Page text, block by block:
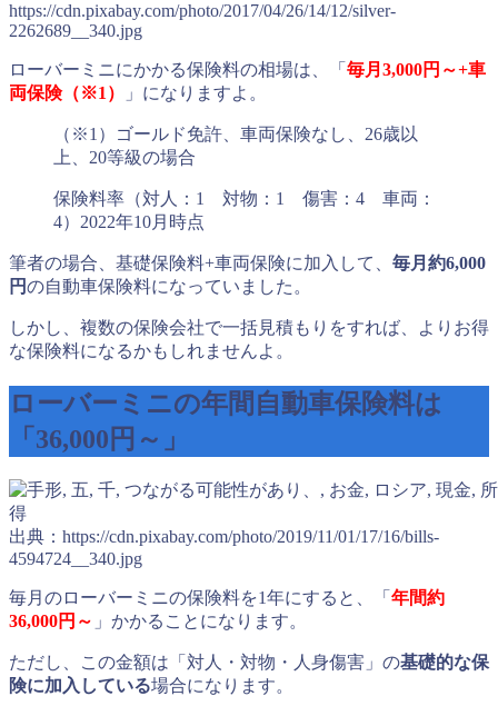
https://cdn.pixabay.com/photo/2017/04/26/14/12/silver-
2262689__340.jpg
ローバーミニにかかる保険料の相場は、「 毎月3,000円～+車
両保険（※1）
」になりますよ。
（※1）ゴールド免許、車両保険なし、26歳以
上、20等級の場合
保険料率（対人：1 対物：1 傷害：4 車両：
4）2022年10月時点
筆者の場合、基礎保険料+車両保険に加入して、 毎月約6,000
円の自動車保険料になっていました。
しかし、複数の保険会社で一括見積もりをすれば、よりお得
な保険料になるかもしれませんよ。
ローバーミニの年間自動車保険料は
「36,000円～」
出典：https://cdn.pixabay.com/photo/2019/11/01/17/16/bills-
4594724__340.jpg
毎月のローバーミニの保険料を1年にすると、「 年間約
36,000円～ 」かかることになります。
ただし、この金額は「対人・対物・人身傷害」の基礎的な保
険に加入している場合になります。